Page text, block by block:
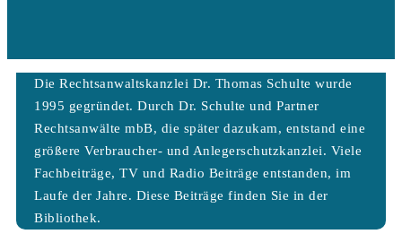
Die Rechtsanwaltskanzlei Dr. Thomas Schulte wurde
1995 gegründet. Durch Dr. Schulte und Partner
Rechtsanwälte mbB, die später dazukam, entstand eine
größere Verbraucher- und Anlegerschutzkanzlei. Viele
Fachbeiträge, TV und Radio Beiträge entstanden, im
Laufe der Jahre. Diese Beiträge finden Sie in der
Bibliothek.